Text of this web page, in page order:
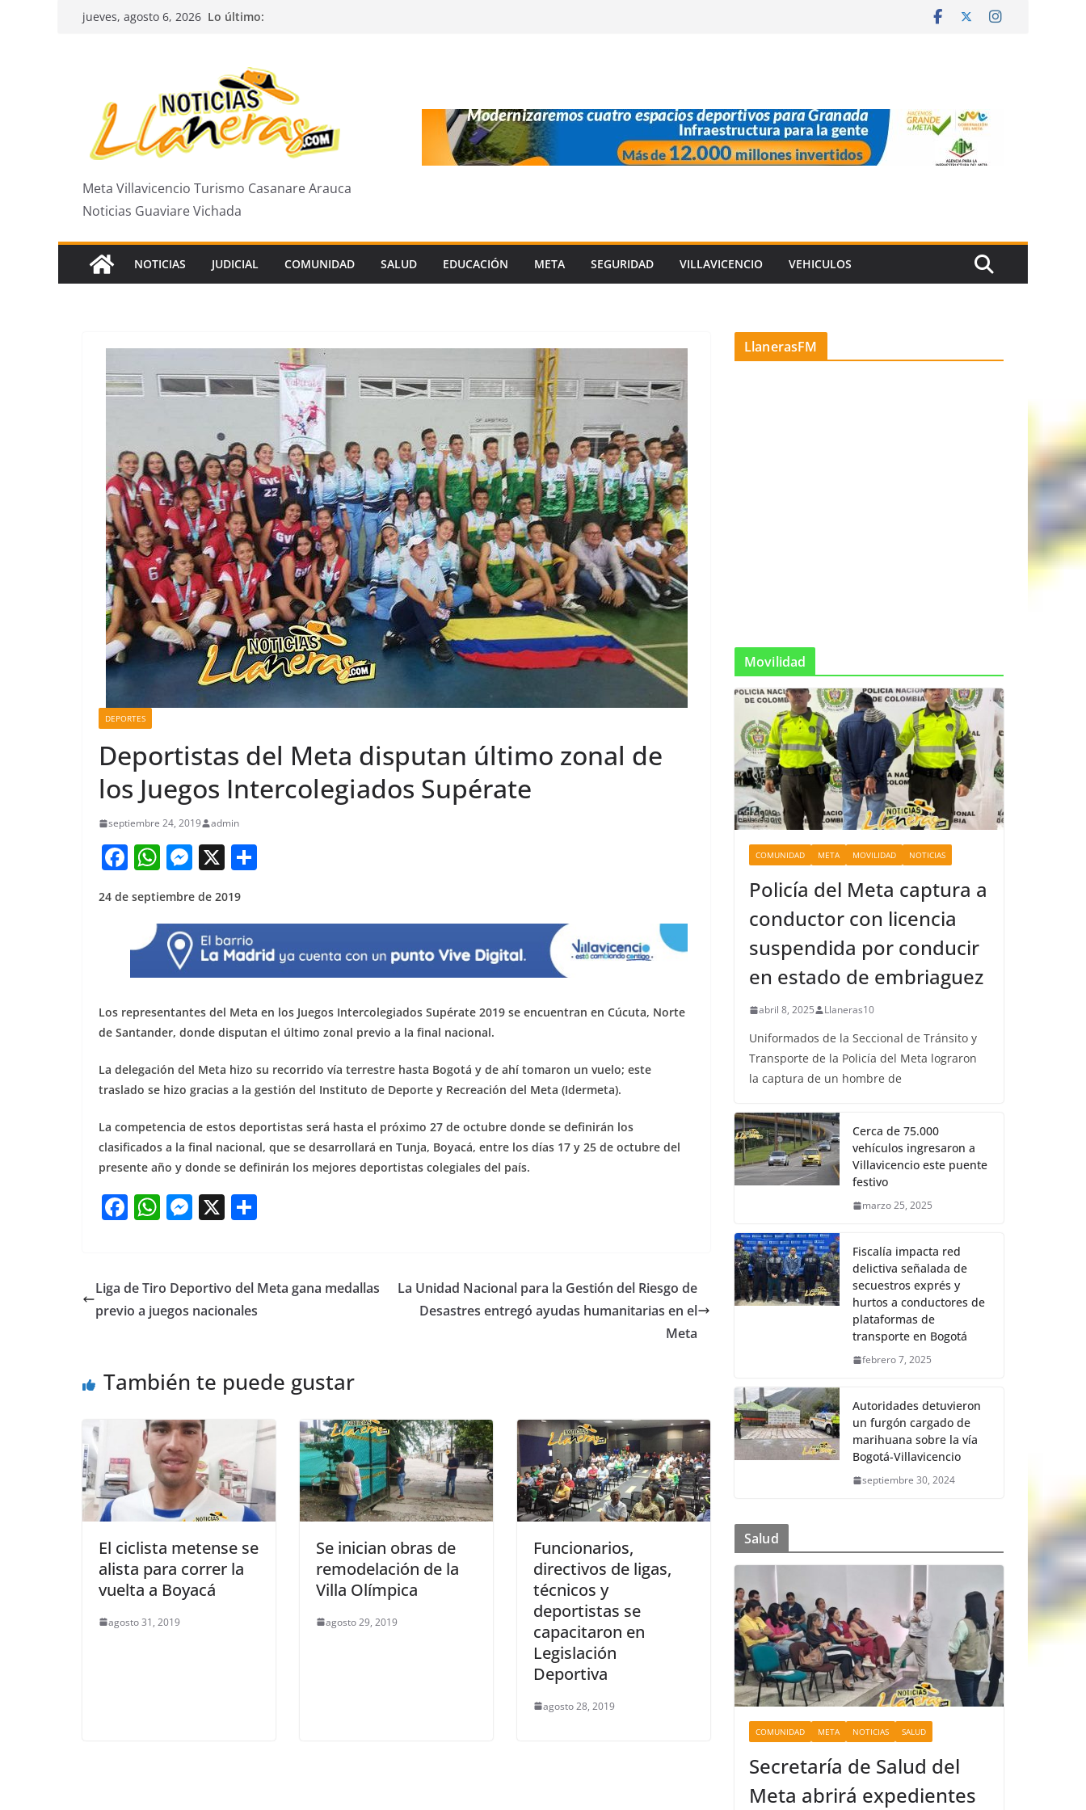
Saltarjueves, agosto 6, 2026 Lo último:
Meta Villavicencio Turismo Casanare Arauca
Noticias Guaviare Vichada
NOTICIAS JUDICIAL COMUNIDAD SALUD EDUCACIÓN META SEGURIDAD VILLAVICENCIO VEHICULOS
DEPORTES
Deportistas del Meta disputan último zonal de
los Juegos Intercolegiados Supérate
septiembre 24, 2019 admin
F
c
b
o
o
k
W
at
s
A
p
p
M
e
ss
e
n
g
er
X
e
24 de septiembre de 2019
Los representantes del Meta en los Juegos Intercolegiados Supérate 2019 se encuentran en Cúcuta, Norte
de Santander, donde disputan el último zonal previo a la final nacional.
La delegación del Meta hizo su recorrido vía terrestre hasta Bogotá y de ahí tomaron un vuelo; este
traslado se hizo gracias a la gestión del Instituto de Deporte y Recreación del Meta (Idermeta).
La competencia de estos deportistas será hasta el próximo 27 de octubre donde se definirán los
clasificados a la final nacional, que se desarrollará en Tunja, Boyacá, entre los días 17 y 25 de octubre del
presente año y donde se definirán los mejores deportistas colegiales del país.
F
e
b
k
W
s
A
M
e
n
X
e
Liga de Tiro Deportivo del Meta gana medallas
previo a juegos nacionales
La Unidad Nacional para la Gestión del Riesgo de
Desastres entregó ayudas humanitarias en el
Meta
También te puede gustar
El ciclista metense se
alista para correr la
vuelta a Boyacá
agosto 31, 2019
Se inician obras de
remodelación de la
Villa Olímpica
agosto 29, 2019
Funcionarios,
directivos de ligas,
técnicos y
deportistas se
capacitaron en
Legislación
Deportiva
agosto 28, 2019
LlanerasFM
Movilidad
COMUNIDAD META MOVILIDAD NOTICIAS
Policía del Meta captura a
conductor con licencia
suspendida por conducir
en estado de embriaguez
abril 8, 2025 Llaneras10
Uniformados de la Seccional de Tránsito y
Transporte de la Policía del Meta lograron
la captura de un hombre de
Cerca de 75.000
vehículos ingresaron a
Villavicencio este puente
festivo
marzo 25, 2025
Fiscalía impacta red
delictiva señalada de
secuestros exprés y
hurtos a conductores de
plataformas de
transporte en Bogotá
febrero 7, 2025
Autoridades detuvieron
un furgón cargado de
marihuana sobre la vía
Bogotá-Villavicencio
septiembre 30, 2024
Salud
COMUNIDAD META NOTICIAS SALUD
Secretaría de Salud del
Meta abrirá expedientes